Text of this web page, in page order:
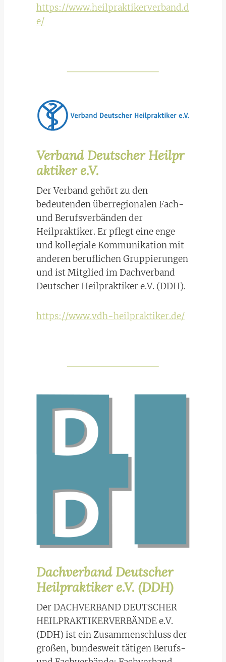
https://www.heilpraktikerverband.d
e/
Verband Deutscher Heilpr
aktiker e.V.
Der Verband gehört zu den
bedeutenden überregionalen Fach-
und Berufsverbänden der
Heilpraktiker. Er pflegt eine enge
und kollegiale Kommunikation mit
anderen beruflichen Gruppierungen
und ist Mitglied im Dachverband
Deutscher Heilpraktiker e.V. (DDH).
https://www.vdh-heilpraktiker.de/
Dachverband Deutscher
Heilpraktiker e.V. (DDH)
Der DACHVERBAND DEUTSCHER
HEILPRAKTIKERVERBÄNDE e.V.
(DDH) ist ein Zusammenschluss der
großen, bundesweit tätigen Berufs-